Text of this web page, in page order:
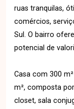
ruas tranquilas,
comércios,
Sul. O bairro
potencial de
Casa com 300
m², composta
closet, sala